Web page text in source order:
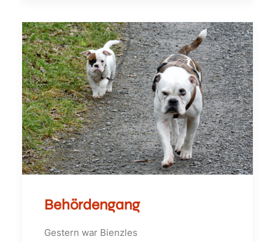
Behördengang
Gestern war Bienzles